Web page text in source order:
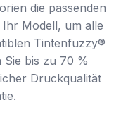
die passenden
Modell, um alle
Tintenfuzzy®
bis zu 70 %
Druckqualität